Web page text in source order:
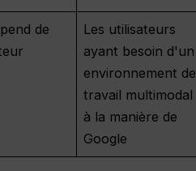
de
Les utilisateurs
ayant besoin d'un
environnement de
travail multimodal
à la manière de
Google